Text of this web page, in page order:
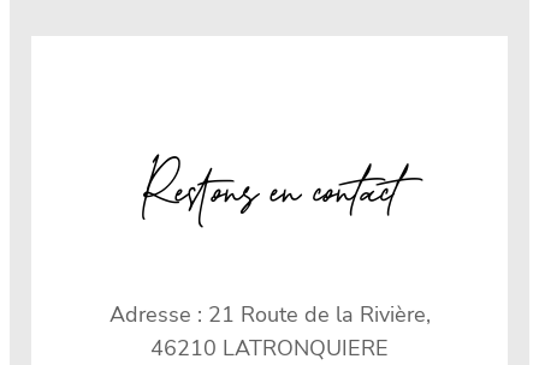
Restons en contact
Adresse : 21 Route de la Rivière,
46210 LATRONQUIERE